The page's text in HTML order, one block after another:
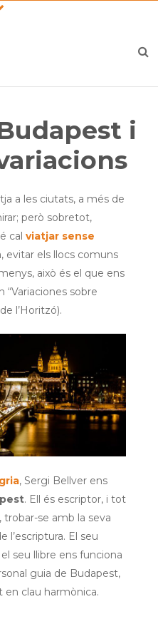
i
a les ciutats, a més de
però sobretot,
cal viatjar sense
evitar els llocs comuns
això és el que ens
“Variaciones sobre
l’Horitzó).
, Sergi Bellver ens
. Ell és escriptor, i tot
trobar-se amb la seva
l’escriptura. El seu
seu llibre ens funciona
guia de Budapest,
en clau harmònica.